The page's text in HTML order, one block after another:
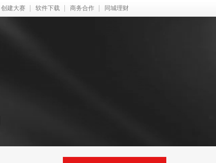
创建大赛 软件下载 商务合作 同城理财